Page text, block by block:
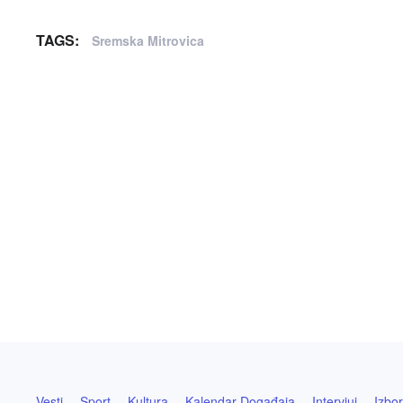
TAGS: Sremska Mitrovica